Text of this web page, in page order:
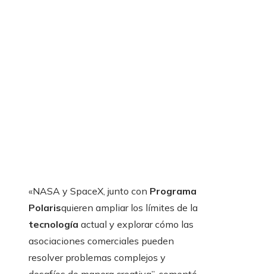
«NASA y SpaceX, junto con Programa
Polarisquieren ampliar los límites de la
tecnología actual y explorar cómo las
asociaciones comerciales pueden
resolver problemas complejos y